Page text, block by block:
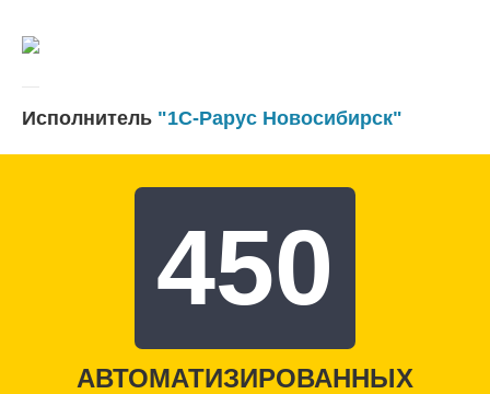
Исполнитель "1С-Рарус Новосибирск"
450
АВТОМАТИЗИРОВАННЫХ